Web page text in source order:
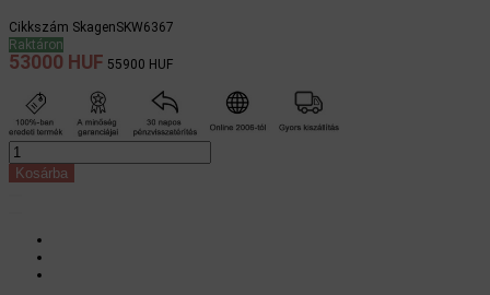
Cikkszám SkagenSKW6367
Raktáron
53000 HUF 55900 HUF
Kosárba